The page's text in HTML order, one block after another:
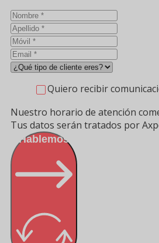
Quiero recibir
Nuestro horario de atención
Tus datos serán tratados por
¡Hablemos!